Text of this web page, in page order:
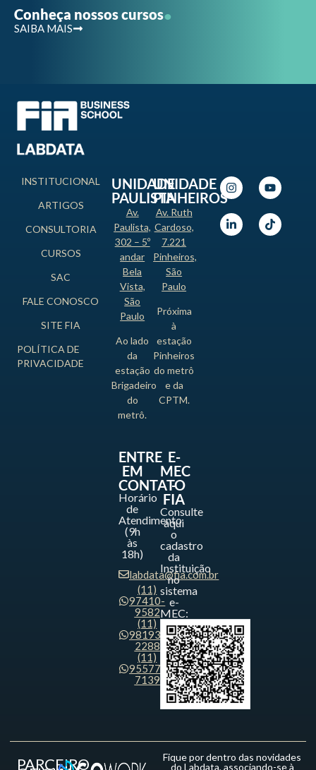
Conheça nossos cursos
SAIBA MAIS
INSTITUCIONAL
ARTIGOS
CONSULTORIA
CURSOS
SAC
FALE CONOSCO
SITE FIA
POLÍTICA DE
PRIVACIDADE
UNIDADE
PAULISTA
Av.
Paulista,
302 – 5º
andar
Bela
Vista,
São
Paulo
Ao lado
da
estação
Brigadeiro
do
metrô.
UNIDADE
PINHEIROS
Av. Ruth
Cardoso,
7.221
Pinheiros,
São
Paulo
Próxima
à
estação
Pinheiros
do metrô
e da
CPTM.
ENTRE
EM
CONTATO
Horário
de
Atendimento
(9h
às
18h)
labdata@fia.com.br
(11)
97410-
9582
(11)
98193-
2288
(11)
95577-
7139
E-
MEC
-
FIA
Consulte
aqui
o
cadastro
da
Instituição
no
sistema
e-
MEC:
PARCEIRO
Fique por dentro das novidades
do Labdata, associando-se à